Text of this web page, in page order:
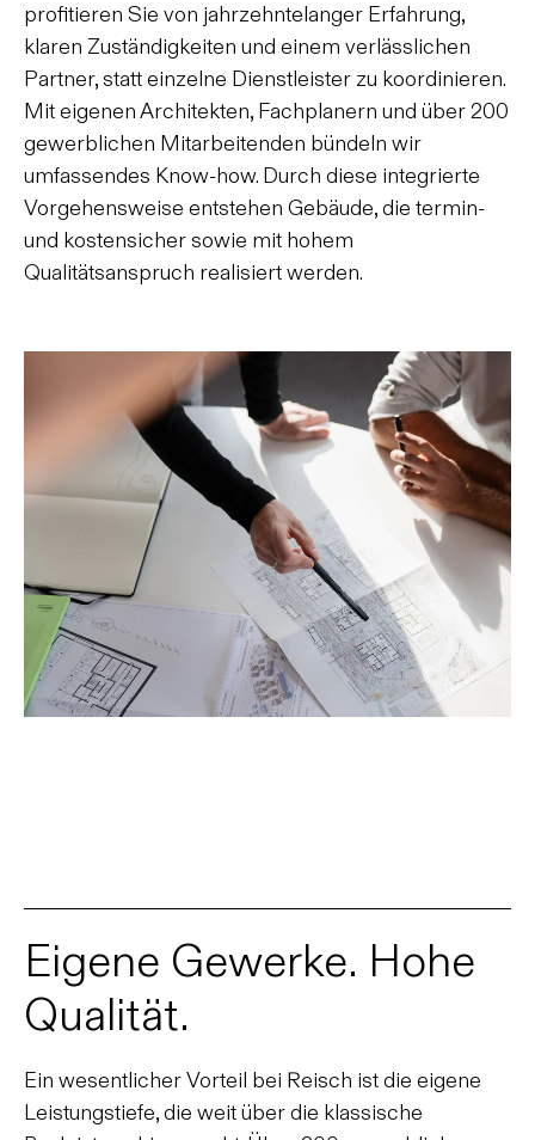
profitieren Sie von jahrzehntelanger Erfahrung,
klaren Zuständigkeiten und einem verlässlichen
Partner, statt einzelne Dienstleister zu koordinieren.
Mit eigenen Architekten, Fachplanern und über 200
gewerblichen Mitarbeitenden bündeln wir
umfassendes Know-how. Durch diese integrierte
Vorgehensweise entstehen Gebäude, die termin-
und kostensicher sowie mit hohem
Qualitätsanspruch realisiert werden.
Eigene Gewerke. Hohe
Qualität.
Ein wesentlicher Vorteil bei Reisch ist die eigene
Leistungstiefe, die weit über die klassische
GEORG REISCH GMBH & CO. KG
88348 Bad Saulgau
Schwarzachstraße 21
nach oben